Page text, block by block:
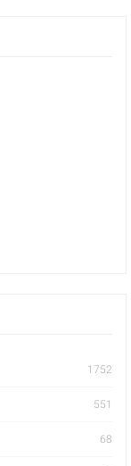
1752
551
68